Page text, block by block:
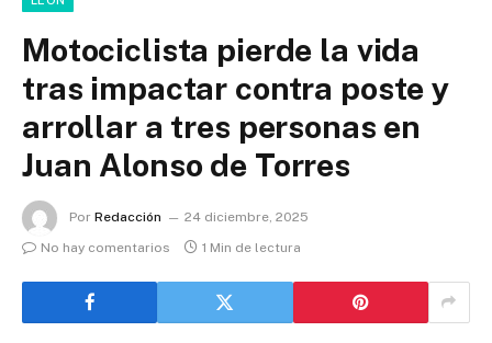
Motociclista pierde la vida
tras impactar contra poste y
arrollar a tres personas en
Juan Alonso de Torres
Por Redacción
24 diciembre, 2025
No hay comentarios
1 Min de lectura